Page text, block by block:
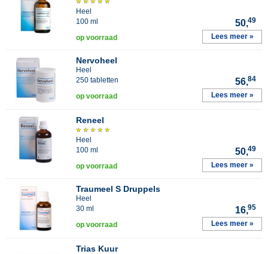
Heel
100 ml
50,49
op voorraad Lees meer »
Nervoheel
Heel
250 tabletten
56,84
op voorraad Lees meer »
Reneel
Heel
100 ml
50,49
op voorraad Lees meer »
Traumeel S Druppels
Heel
30 ml
16,95
op voorraad Lees meer »
Trias Kuur